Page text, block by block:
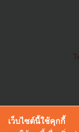
เว็บไซต์นี้ใช้คุกกี้